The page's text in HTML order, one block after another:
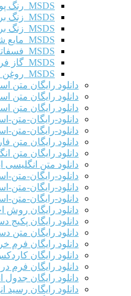
MSDS رنگ پودری اپوکسی pdf
MSDS زنگ بر قوی CD364 pdf
MSDS زنگ بر قوی CD389 pdf
MSDS مایع شیشه شوی pdf
MSDS فسفاته روی pdf
MSDS گاز فریون pdf
MSDS روغن 40 pdf
دانلود رایگان متن استاندارد
دانلود رایگان متن استاندارد
دانلود رایگان متن استاندارد
دانلود-رایگان-متن-
دانلود-رایگان-متن-
دانلود رایگان متن
دانلود رایگان متن
دانلود متن انگلیسی ایزو
دانلود-رایگان-متن-
دانلود-رایگان-متن-
دانلود-رایگان-متن-
دانلود رایگان روش
دانلود رایگان
دانلود رایگان متن
دانلود رایگان فرم
دانلود رایگان
دانلود رایگان فرم
دانلود رایگان جدول
دانلود رایگان رسید